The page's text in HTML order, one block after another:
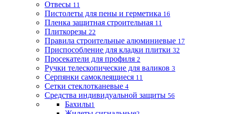
Отвесы 11
Пистолеты для пены и герметика 16
Пленка защитная строительная 11
Плиткорезы 22
Правила строительные алюминиевые 17
Приспособление для кладки плитки 32
Просекатели для профиля 2
Ручки телескопические для валиков 3
Серпянки самоклеящиеся 11
Сетки стеклотканевые 4
Средства индивидуальной защиты 56
Бахилы1